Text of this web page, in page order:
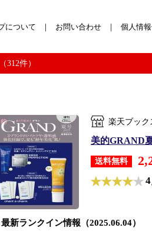
について お問い合わせ 個人情
312件）
楽天ブック
美的GRAND
送料無料
最新ランクイン情報（2025.06.04）